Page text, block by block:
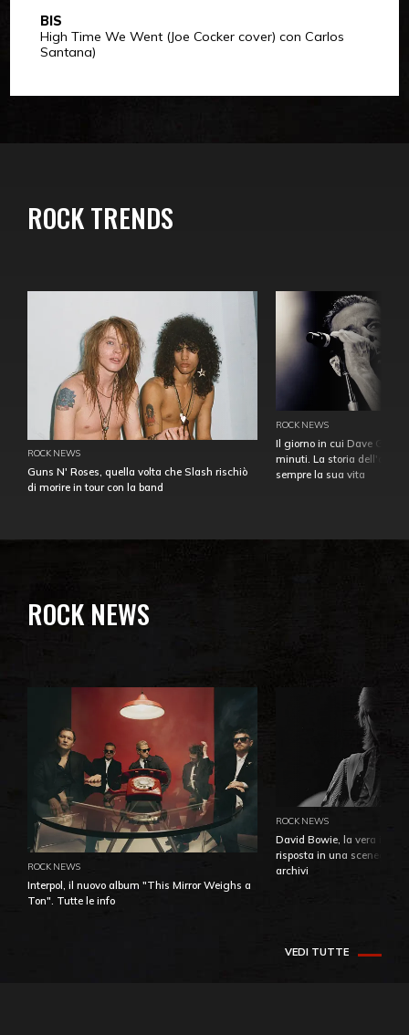
BIS
High Time We Went (Joe Cocker cover) con Carlos
Santana)
ROCK TRENDS
ROCK NEWS
Guns N' Roses, quella volta che Slash rischiò
di morire in tour con la band
ROCK NEWS
Il giorno in cui Dave
minuti. La storia
sempre la sua vita
ROCK NEWS
ROCK NEWS
Interpol, il nuovo album "This Mirror Weighs a
Ton". Tutte le info
ROCK NEWS
David Bowie, la vera
risposta in una
archivi
VEDI TUTTE